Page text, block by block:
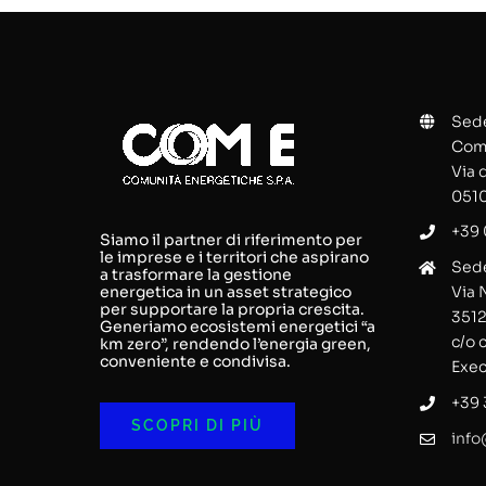
Siamo il partner di riferimento per
le imprese e i territori che aspirano
a trasformare la gestione
energetica in un asset strategico
per supportare la propria crescita.
Generiamo ecosistemi energetici “a
km zero”, rendendo l’energia green,
conveniente e condivisa.
SCOPRI DI PIÙ
Via
+39
Via
c/o
+39